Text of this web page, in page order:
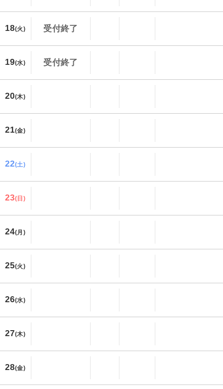
18(火) 受付終了
19(水) 受付終了
20(木)
21(金)
22(土)
23(日)
24(月)
25(火)
26(水)
27(木)
28(金)